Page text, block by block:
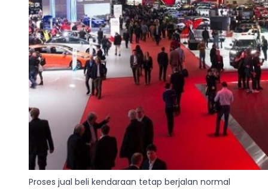
Proses jual beli kendaraan tetap berjalan normal